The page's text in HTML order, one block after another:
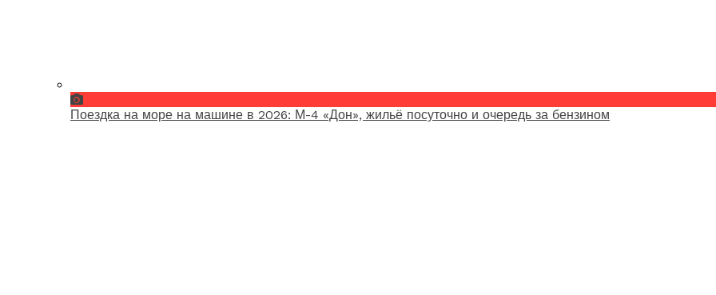
Поездка на море на машине в 2026: М-4 «Дон», жильё посуточно и очередь за бензином